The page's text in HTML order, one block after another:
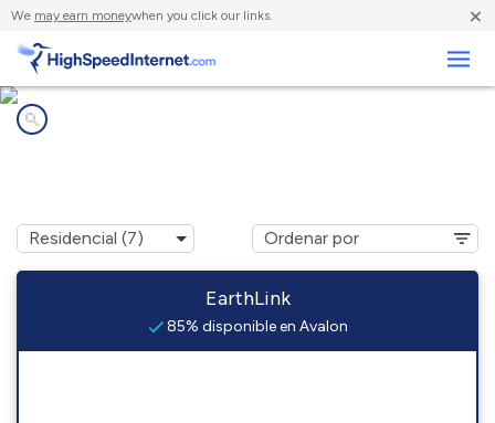
We may earn moneywhen you click our links. ×
EarthLink
85% disponible en Avalon